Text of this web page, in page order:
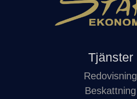
Tjänster
Redovisning
Beskattning